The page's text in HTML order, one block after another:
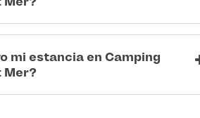
mi estancia en Camping
Mer?